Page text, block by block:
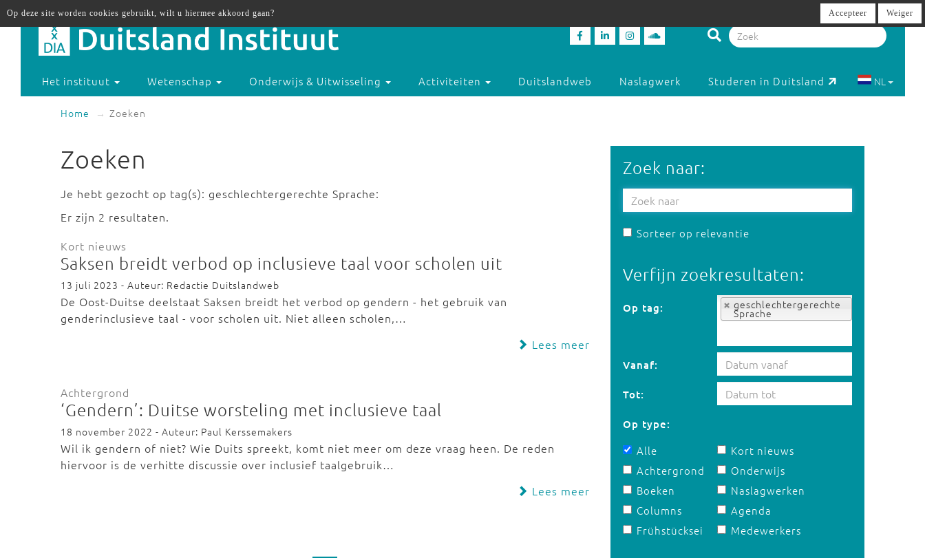
Het instituut Wetenschap Onderwijs & Uitwisseling Activiteiten Duitslandweb Naslagwerk Studeren in Duitsland NL
Home Zoeken
Zoeken
Je hebt gezocht op tag(s): geschlechtergerechte Sprache:
Er zijn 2 resultaten.
Kort nieuws
Saksen breidt verbod op inclusieve taal voor scholen uit
13 juli 2023 - Auteur: Redactie Duitslandweb
De Oost-Duitse deelstaat Saksen breidt het verbod op gendern - het gebruik van
genderinclusieve taal - voor scholen uit. Niet alleen scholen,…
Lees meer
Achtergrond
‘Gendern’: Duitse worsteling met inclusieve taal
18 november 2022 - Auteur: Paul Kerssemakers
Wil ik gendern of niet? Wie Duits spreekt, komt niet meer om deze vraag heen. De reden
hiervoor is de verhitte discussie over inclusief taalgebruik…
Lees meer
Zoek naar:
Sorteer op relevantie
Verfijn zoekresultaten:
Op tag: geschlechtergerechte
Sprache
Op tag:
Vanaf:
Tot:
Op type:
Alle
Achtergrond
Boeken
Columns
Frühstücksei
Kort nieuws
Onderwijs
Naslagwerken
Agenda
Medewerkers
Op deze site worden cookies gebruikt, wilt u hiermee akkoord gaan? Accepteer Weiger